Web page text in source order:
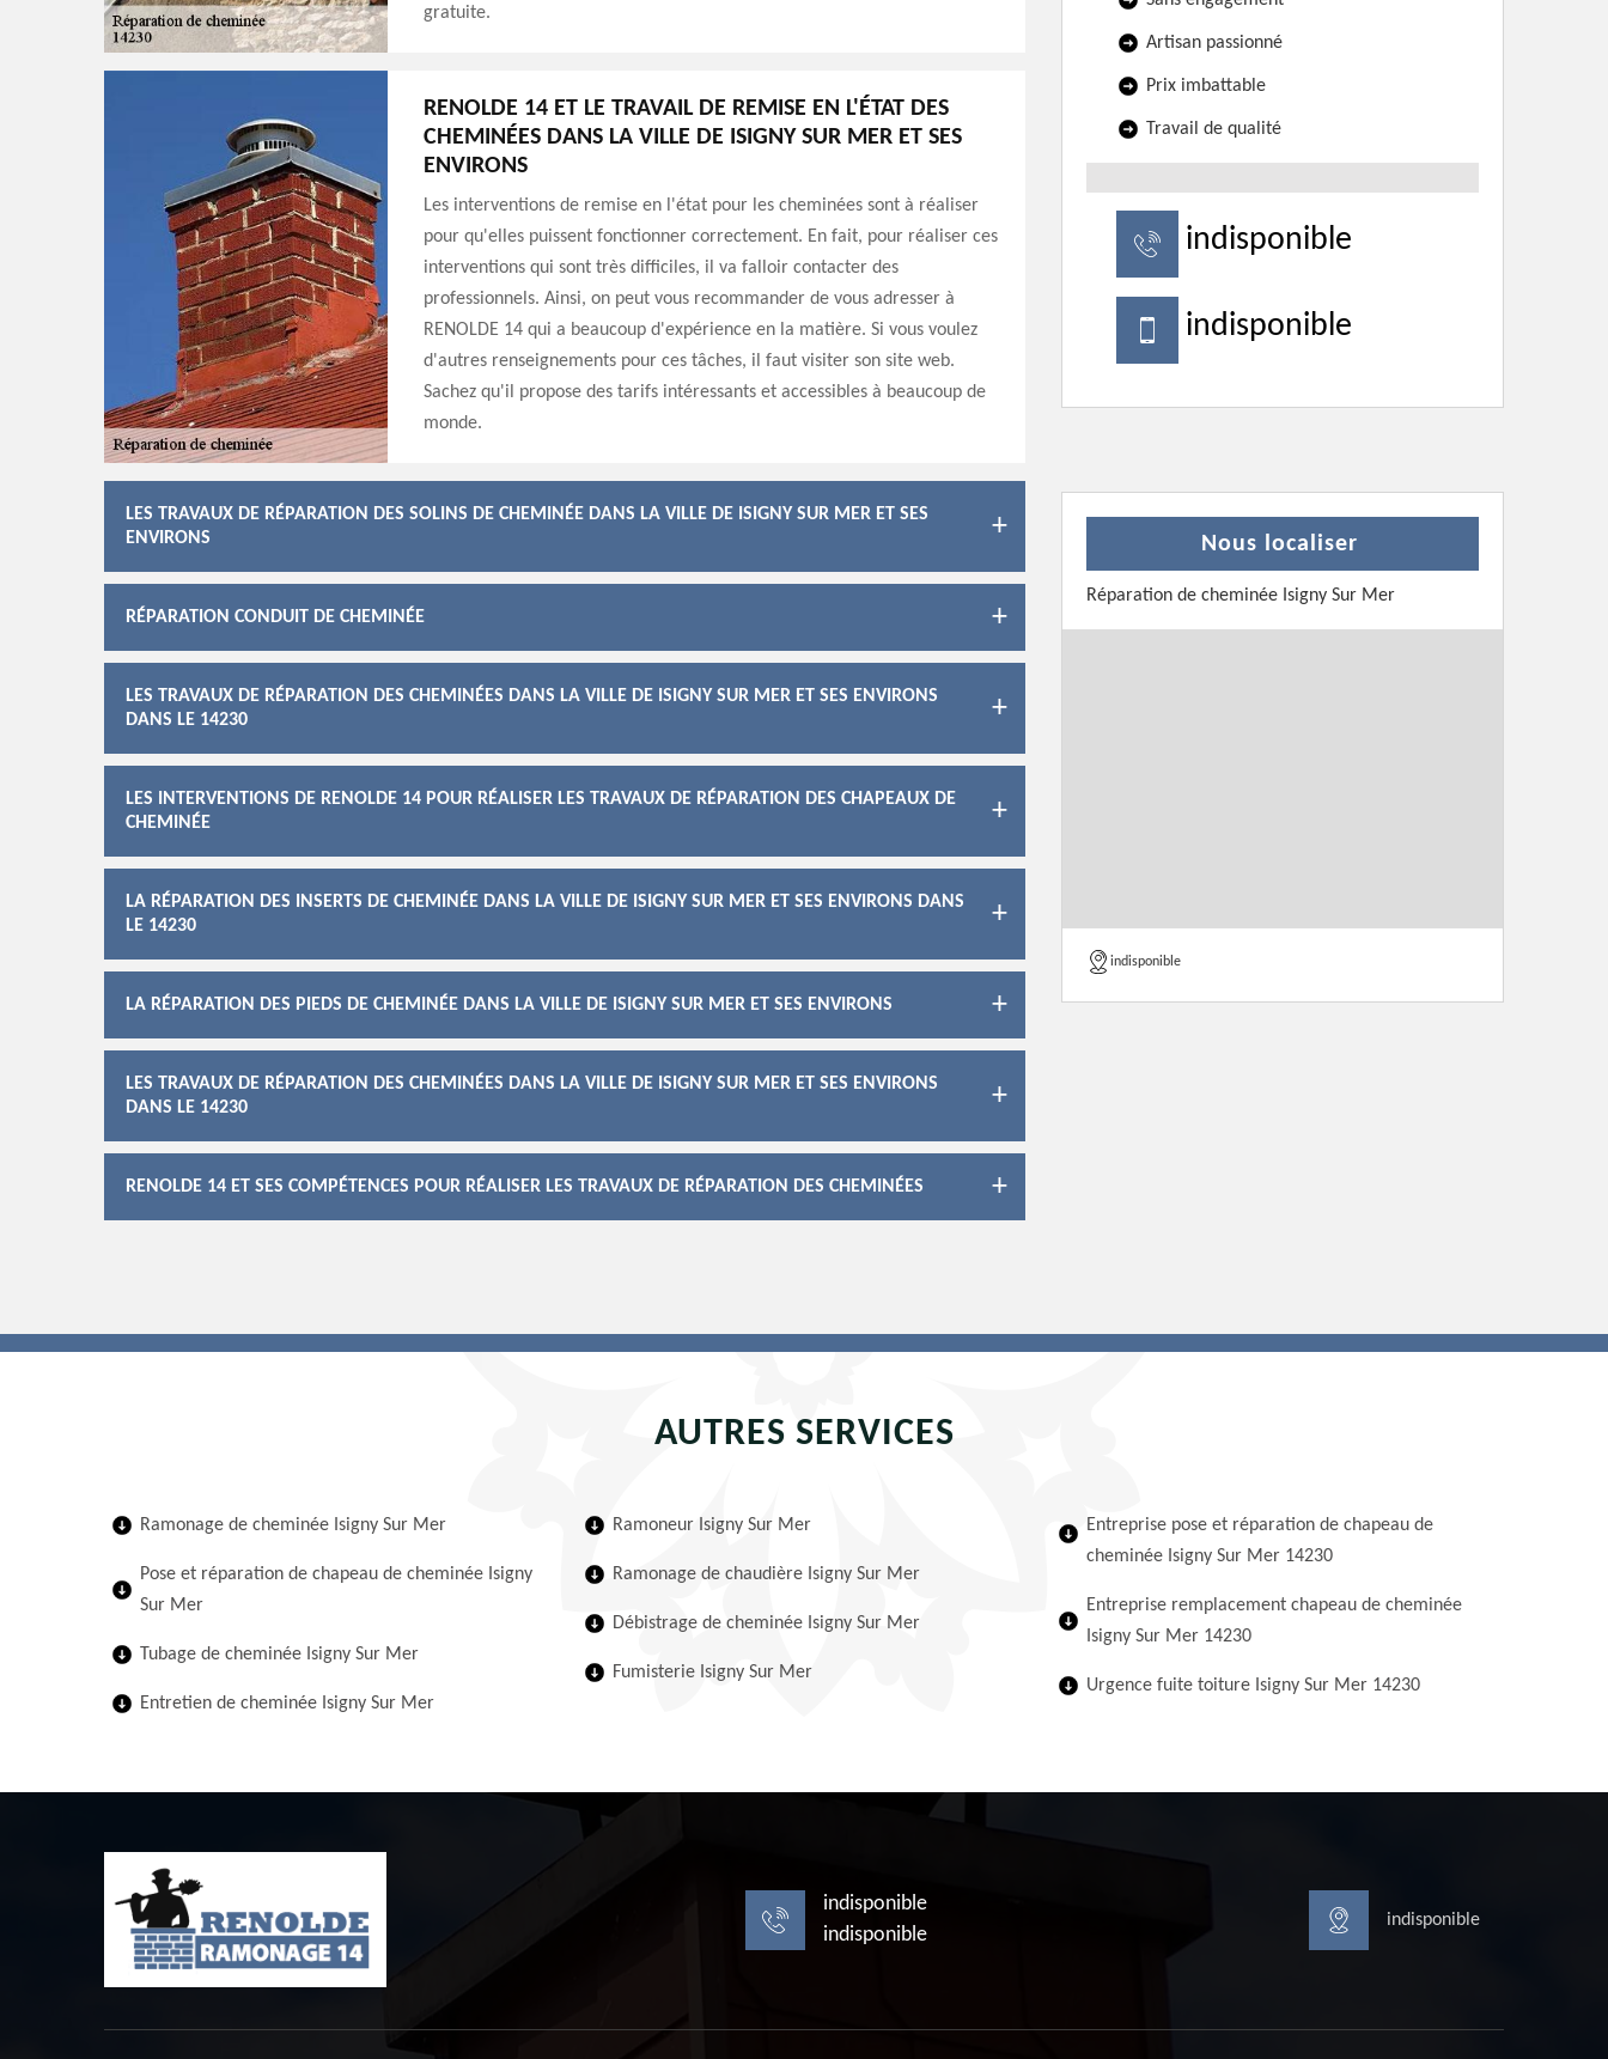
gratuite.
RENOLDE 14 ET LE TRAVAIL DE REMISE EN L'ÉTAT DES
CHEMINÉES DANS LA VILLE DE ISIGNY SUR MER ET SES
ENVIRONS
Les interventions de remise en l'état pour les cheminées sont à réaliser
pour qu'elles puissent fonctionner correctement. En fait, pour réaliser ces
interventions qui sont très difficiles, il va falloir contacter des
professionnels. Ainsi, on peut vous recommander de vous adresser à
RENOLDE 14 qui a beaucoup d'expérience en la matière. Si vous voulez
d'autres renseignements pour ces tâches, il faut visiter son site web.
Sachez qu'il propose des tarifs intéressants et accessibles à beaucoup de
monde.
LES TRAVAUX DE RÉPARATION DES SOLINS DE CHEMINÉE DANS LA VILLE DE ISIGNY SUR MER ET SES
ENVIRONS
RÉPARATION CONDUIT DE CHEMINÉE
LES TRAVAUX DE RÉPARATION DES CHEMINÉES DANS LA VILLE DE ISIGNY SUR MER ET SES ENVIRONS
DANS LE 14230
LES INTERVENTIONS DE RENOLDE 14 POUR RÉALISER LES TRAVAUX DE RÉPARATION DES CHAPEAUX DE
CHEMINÉE
LA RÉPARATION DES INSERTS DE CHEMINÉE DANS LA VILLE DE ISIGNY SUR MER ET SES ENVIRONS DANS
LE 14230
LA RÉPARATION DES PIEDS DE CHEMINÉE DANS LA VILLE DE ISIGNY SUR MER ET SES ENVIRONS
LES TRAVAUX DE RÉPARATION DES CHEMINÉES DANS LA VILLE DE ISIGNY SUR MER ET SES ENVIRONS
DANS LE 14230
RENOLDE 14 ET SES COMPÉTENCES POUR RÉALISER LES TRAVAUX DE RÉPARATION DES CHEMINÉES
Artisan passionné
Prix imbattable
Travail de qualité
indisponible
indisponible
Nous localiser
Réparation de cheminée Isigny Sur Mer
indisponible
AUTRES SERVICES
Ramonage de cheminée Isigny Sur Mer
Pose et réparation de chapeau de cheminée Isigny
Sur Mer
Tubage de cheminée Isigny Sur Mer
Entretien de cheminée Isigny Sur Mer
Ramoneur Isigny Sur Mer
Ramonage de chaudière Isigny Sur Mer
Débistrage de cheminée Isigny Sur Mer
Fumisterie Isigny Sur Mer
Entreprise pose et réparation de chapeau de
cheminée Isigny Sur Mer 14230
Entreprise remplacement chapeau de cheminée
Isigny Sur Mer 14230
Urgence fuite toiture Isigny Sur Mer 14230
indisponible
indisponible
indisponible